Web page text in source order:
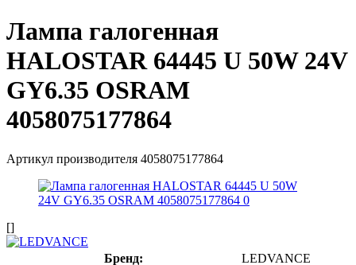
Лампа галогенная
HALOSTAR 64445 U 50W 24V
GY6.35 OSRAM
4058075177864
Артикул производителя 4058075177864
[]
Бренд:
LEDVANCE